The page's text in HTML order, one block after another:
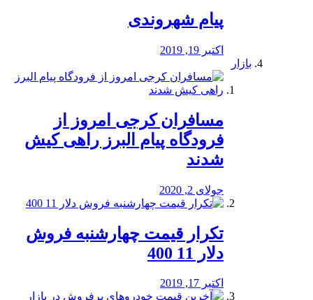
پیام شهروندی
اکتبر 19, 2019
بازار
مسافران کرجی امروز از
فرودگاه پیام البرز راهی کیش
شدند
جولای 2, 2020
تکرار قیمت چهارشنبه فروش
دلار 11 400
اکتبر 17, 2019